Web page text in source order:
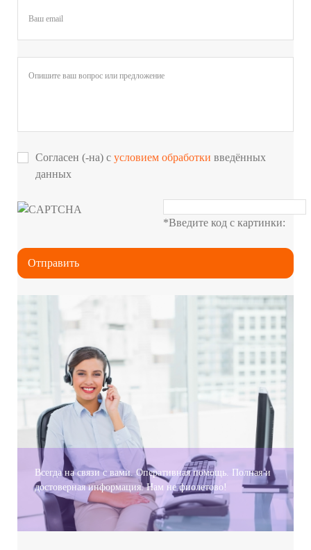
Согласен (-на) с условием обработки введённых
данных
*Введите код с картинки:
Всегда на связи с вами. Оперативная помощь. Полная и
достоверная информация. Нам не фиолетово!